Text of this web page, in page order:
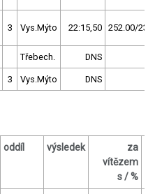
3 Vys.Mýto 22:15,50 252.00/23,3
Třebech. DNS
3 Vys.Mýto DNS
oddíl výsledek
za
vítězem
s / %